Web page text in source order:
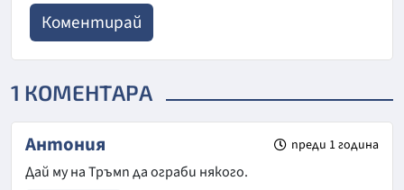
1 КОМЕНТАРА
Антония
преди 1 година
Дай му на Тръмп да ограби някого.